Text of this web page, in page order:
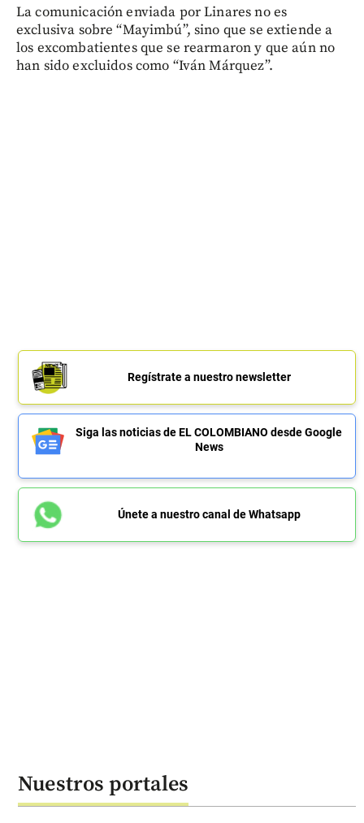
La comunicación enviada por Linares no es
exclusiva sobre “Mayimbú”, sino que se extiende a
los excombatientes que se rearmaron y que aún no
han sido excluidos como “Iván Márquez”.
Regístrate a nuestro newsletter
Siga las noticias de EL COLOMBIANO desde Google
News
Únete a nuestro canal de Whatsapp
Nuestros portales